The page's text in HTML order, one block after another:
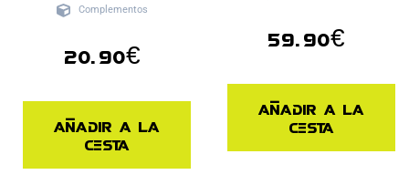
Complementos
20.90€
Añadir a la
cesta
59.90€
Añadir a la
cesta